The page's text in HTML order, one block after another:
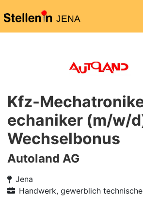
JENA
Kfz-
echaniker (m/w/
Wechselbonus
Autoland AG
Jena
Handwerk, gewerblich